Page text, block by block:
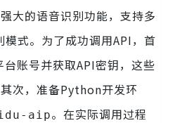
大的语音识别功能，支持多
式。为了成功调用API，首
账号并获取API密钥，这些
次，准备Python开发环
aip。在实际调用过程